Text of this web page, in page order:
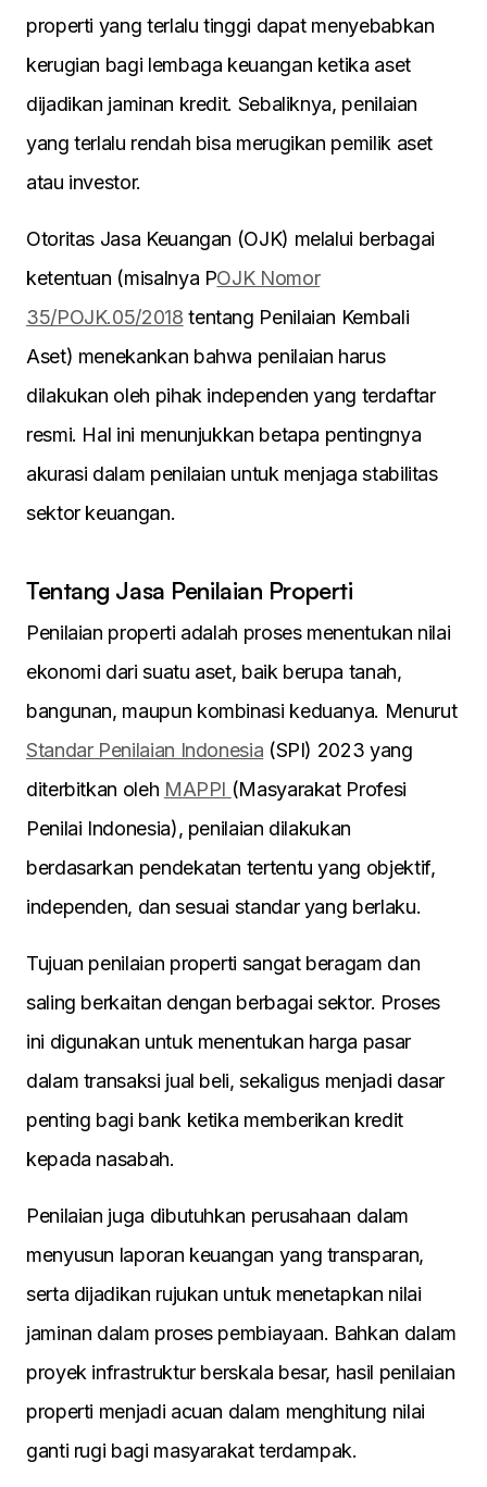
properti yang terlalu tinggi dapat menyebabkan
kerugian bagi lembaga keuangan ketika aset
dijadikan jaminan kredit. Sebaliknya, penilaian
yang terlalu rendah bisa merugikan pemilik aset
atau investor.
Otoritas Jasa Keuangan (OJK) melalui berbagai
ketentuan (misalnya POJK Nomor
35/POJK.05/2018 tentang Penilaian Kembali
Aset) menekankan bahwa penilaian harus
dilakukan oleh pihak independen yang terdaftar
resmi. Hal ini menunjukkan betapa pentingnya
akurasi dalam penilaian untuk menjaga stabilitas
sektor keuangan.
Tentang Jasa Penilaian Properti
Penilaian properti adalah proses menentukan nilai
ekonomi dari suatu aset, baik berupa tanah,
bangunan, maupun kombinasi keduanya. Menurut
Standar Penilaian Indonesia (SPI) 2023 yang
diterbitkan oleh MAPPI (Masyarakat Profesi
Penilai Indonesia), penilaian dilakukan
berdasarkan pendekatan tertentu yang objektif,
independen, dan sesuai standar yang berlaku.
Tujuan penilaian properti sangat beragam dan
saling berkaitan dengan berbagai sektor. Proses
ini digunakan untuk menentukan harga pasar
dalam transaksi jual beli, sekaligus menjadi dasar
penting bagi bank ketika memberikan kredit
kepada nasabah.
Penilaian juga dibutuhkan perusahaan dalam
menyusun laporan keuangan yang transparan,
serta dijadikan rujukan untuk menetapkan nilai
jaminan dalam proses pembiayaan. Bahkan dalam
proyek infrastruktur berskala besar, hasil penilaian
properti menjadi acuan dalam menghitung nilai
ganti rugi bagi masyarakat terdampak.